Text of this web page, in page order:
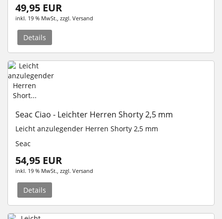
49,95 EUR
inkl. 19 % MwSt. , zzgl. Versand
Details
Seac Ciao - Leichter Herren Shorty 2,5 mm
Leicht anzulegender Herren Shorty 2,5 mm
Seac
54,95 EUR
inkl. 19 % MwSt. , zzgl. Versand
Details